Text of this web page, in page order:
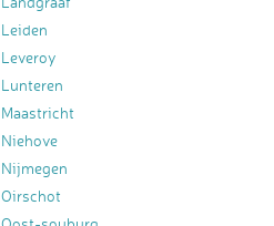
Leiden
Leveroy
Lunteren
Maastricht
Niehove
Nijmegen
Oirschot